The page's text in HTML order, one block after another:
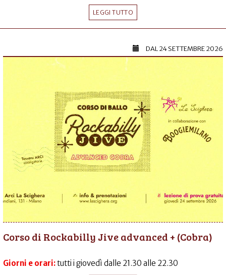
LEGGI TUTTO
DAL24 SETTEMBRE 2026
Corso di Rockabilly Jive advanced + (Cobra)
Giorni e orari:tutti i giovedì dalle 21.30 alle 22.30